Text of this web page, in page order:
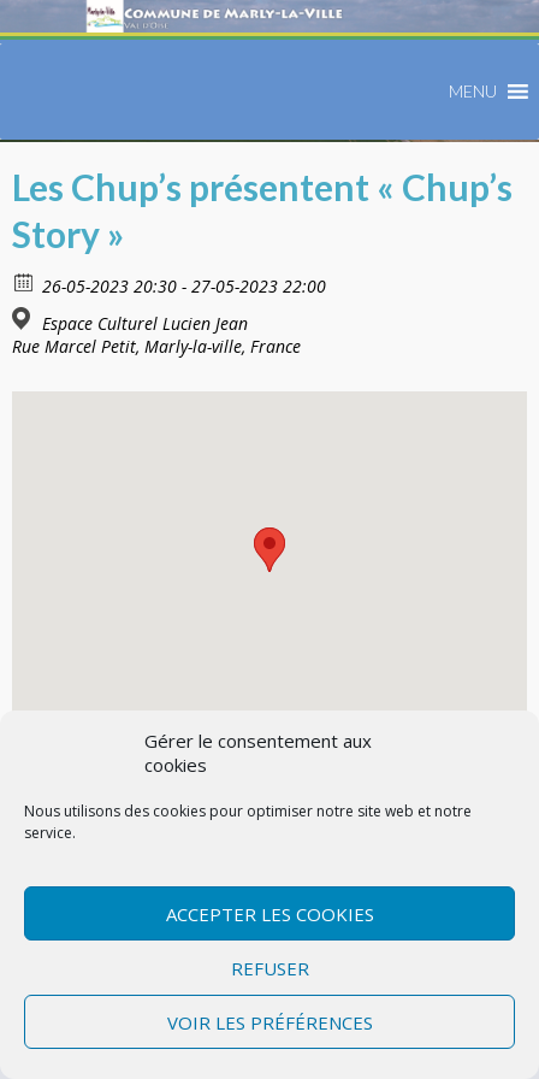
Gérer le consentement aux
cookies
Nous utilisons des cookies pour optimiser notre site web et notre
service.
ACCEPTER LES COOKIES
REFUSER
VOIR LES PRÉFÉRENCES
MENU
Les Chup’s présentent « Chup’s
Story »
26-05-2023 20:30 - 27-05-2023 22:00
Espace Culturel Lucien Jean
Rue Marcel Petit, Marly-la-ville, France
Contactez-nous
Mentions légales
Politique de confidentialité (UE)
Copyright © 2026 Marly-la-Ville
Site conçu et développé par l'Union des
Maires du Val d'Oise